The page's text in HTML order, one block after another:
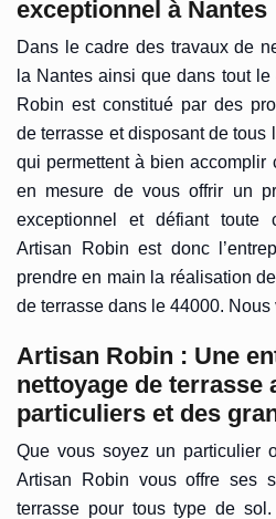
exceptionnel à Nantes
Dans le cadre des travaux de
la Nantes ainsi que dans tout
Robin est constitué par des
de terrasse et disposant de tous
qui permettent à bien accomplir
en mesure de vous offrir un
exceptionnel et défiant toute
Artisan Robin est donc
prendre en main la réalisation
de terrasse dans le 44000.
Artisan Robin : Une
nettoyage de terrasse
particuliers et des
Que vous soyez un particulier
Artisan Robin vous offre ses
terrasse pour tous type de